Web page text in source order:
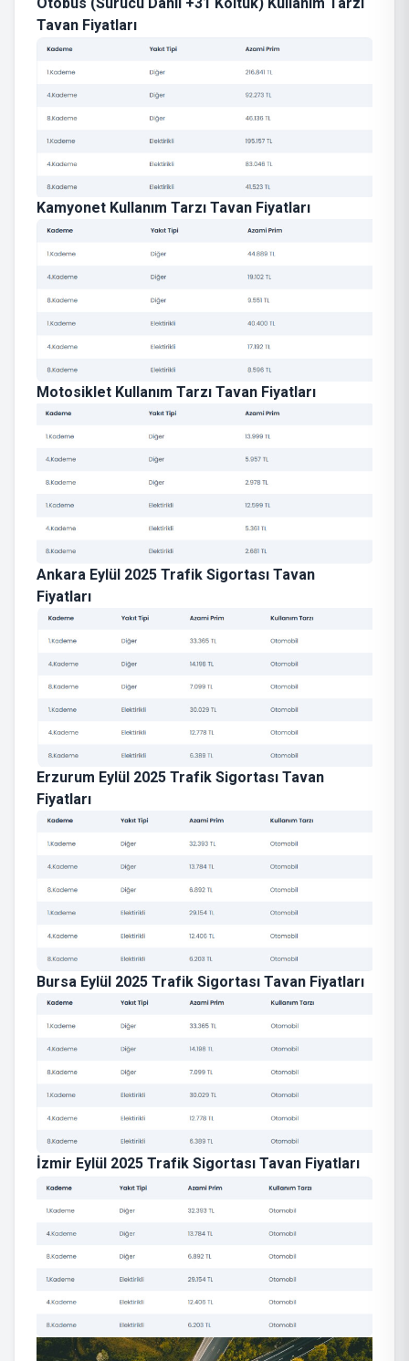
Tavan Fiyatları
Kamyonet Kullanım Tarzı Tavan Fiyatları
Motosiklet Kullanım Tarzı Tavan Fiyatları
Ankara Eylül 2025 Trafik Sigortası Tavan
Fiyatları
Erzurum Eylül 2025 Trafik Sigortası Tavan
Fiyatları
Bursa Eylül 2025 Trafik Sigortası Tavan Fiyatları
İzmir Eylül 2025 Trafik Sigortası Tavan Fiyatları